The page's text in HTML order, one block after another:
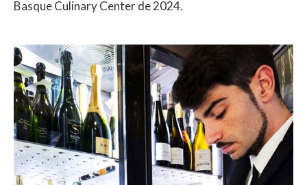
Basque Culinary Center de 2024.